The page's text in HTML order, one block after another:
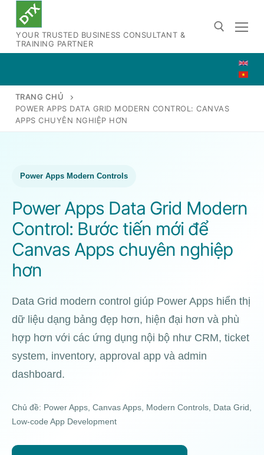
Chuyển
đến
YOUR TRUSTED BUSINESS CONSULTANT &
TRAINING PARTNER
TRANG CHỦ
POWER APPS DATA GRID MODERN CONTROL: CANVAS
APPS CHUYÊN NGHIỆP HƠN
Power Apps Modern Controls
Power Apps Data Grid Modern
Control: Bước tiến mới để
Canvas Apps chuyên nghiệp
hơn
Data Grid modern control giúp Power Apps hiển thị
dữ liệu dạng bảng đẹp hơn, hiện đại hơn và phù
hợp hơn với các ứng dụng nội bộ như CRM, ticket
system, inventory, approval app và admin
dashboard.
Chủ đề: Power Apps, Canvas Apps, Modern Controls, Data Grid,
Low-code App Development